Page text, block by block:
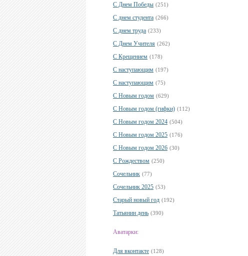
С Днем Победы (251)
С днем студента (266)
С днем труда (233)
С Днем Учителя (262)
С Крещением (178)
С наступающим (197)
С наступающим (75)
С Новым годом (629)
С Новым годом (гифки) (112)
С Новым годом 2024 (504)
С Новым годом 2025 (176)
С Новым годом 2026 (30)
С Рождеством (250)
Сочельник (77)
Сочельник 2025 (53)
Старый новый год (192)
Татьянин день (390)
Аватарки:
Для вконтакте (128)